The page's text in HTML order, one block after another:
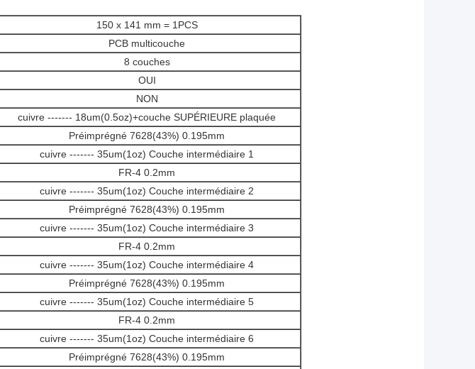
150 x 141 mm = 1PCS
PCB multicouche
8 couches
OUI
NON
cuivre ------- 18um(0.5oz)+couche SUPÉRIEURE plaquée
Préimprégné 7628(43%) 0.195mm
cuivre ------- 35um(1oz) Couche intermédiaire 1
FR-4 0.2mm
cuivre ------- 35um(1oz) Couche intermédiaire 2
Préimprégné 7628(43%) 0.195mm
cuivre ------- 35um(1oz) Couche intermédiaire 3
FR-4 0.2mm
cuivre ------- 35um(1oz) Couche intermédiaire 4
Préimprégné 7628(43%) 0.195mm
cuivre ------- 35um(1oz) Couche intermédiaire 5
FR-4 0.2mm
cuivre ------- 35um(1oz) Couche intermédiaire 6
Préimprégné 7628(43%) 0.195mm